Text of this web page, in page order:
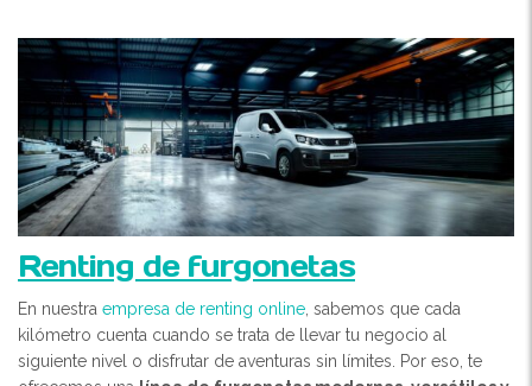
Renting de furgonetas
En nuestra empresa de renting online , sabemos que cada
kilómetro cuenta cuando se trata de llevar tu negocio al
siguiente nivel o disfrutar de aventuras sin límites. Por eso, te